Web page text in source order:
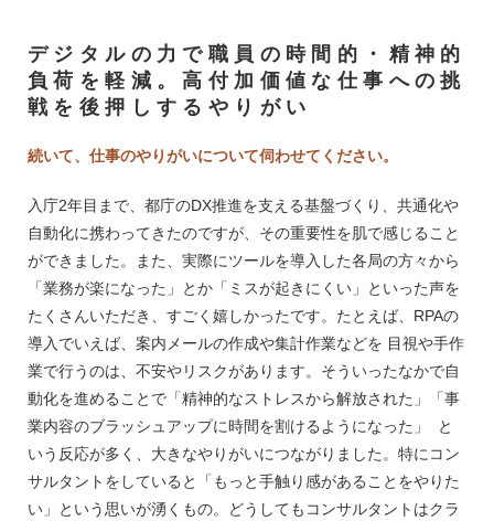
デジタルの力で職員の時間的・精神的
負荷を軽減。高付加価値な仕事への挑
戦を後押しするやりがい
続いて、仕事のやりがいについて伺わせてください。
入庁2年目まで、都庁のDX推進を支える基盤づくり、共通化や
自動化に携わってきたのですが、その重要性を肌で感じること
ができました。また、実際にツールを導入した各局の方々から
「業務が楽になった」とか「ミスが起きにくい」といった声を
たくさんいただき、すごく嬉しかったです。たとえば、RPAの
導入でいえば、案内メールの作成や集計作業などを 目視や手作
業で行うのは、不安やリスクがあります。そういったなかで自
動化を進めることで「精神的なストレスから解放された」「事
業内容のブラッシュアップに時間を割けるようになった」 と
いう反応が多く、大きなやりがいにつながりました。特にコン
サルタントをしていると「もっと手触り感があることをやりた
い」という思いが湧くもの。どうしてもコンサルタントはクラ